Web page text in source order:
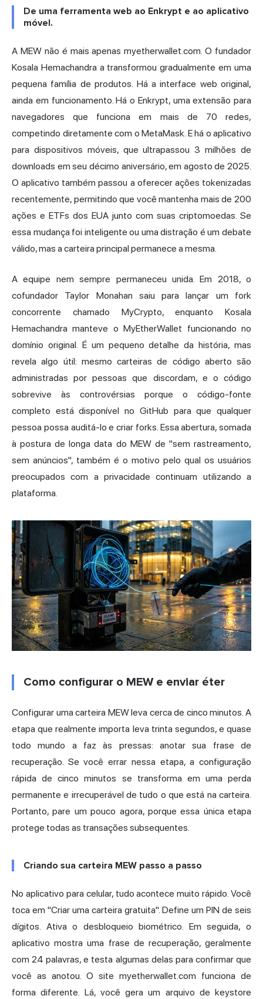
De uma ferramenta web ao Enkrypt e ao aplicativo
móvel.
A MEW não é mais apenas myetherwallet.com. O fundador
Kosala Hemachandra a transformou gradualmente em uma
pequena família de produtos. Há a interface web original,
ainda em funcionamento. Há o Enkrypt, uma extensão para
navegadores que funciona em mais de 70 redes,
competindo diretamente com o MetaMask. E há o aplicativo
para dispositivos móveis, que ultrapassou 3 milhões de
downloads em seu décimo aniversário, em agosto de 2025.
O aplicativo também passou a oferecer ações tokenizadas
recentemente, permitindo que você mantenha mais de 200
ações e ETFs dos EUA junto com suas criptomoedas. Se
essa mudança foi inteligente ou uma distração é um debate
válido, mas a carteira principal permanece a mesma.
A equipe nem sempre permaneceu unida. Em 2018, o
cofundador Taylor Monahan saiu para lançar um fork
concorrente chamado MyCrypto, enquanto Kosala
Hemachandra manteve o MyEtherWallet funcionando no
domínio original. É um pequeno detalhe da história, mas
revela algo útil: mesmo carteiras de código aberto são
administradas por pessoas que discordam, e o código
sobrevive às controvérsias porque o código-fonte
completo está disponível no GitHub para que qualquer
pessoa possa auditá-lo e criar forks. Essa abertura, somada
à postura de longa data do MEW de "sem rastreamento,
sem anúncios", também é o motivo pelo qual os usuários
preocupados com a privacidade continuam utilizando a
plataforma.
Como configurar o MEW e enviar éter
Configurar uma carteira MEW leva cerca de cinco minutos. A
etapa que realmente importa leva trinta segundos, e quase
todo mundo a faz às pressas: anotar sua frase de
recuperação. Se você errar nessa etapa, a configuração
rápida de cinco minutos se transforma em uma perda
permanente e irrecuperável de tudo o que está na carteira.
Portanto, pare um pouco agora, porque essa única etapa
protege todas as transações subsequentes.
Criando sua carteira MEW passo a passo
No aplicativo para celular, tudo acontece muito rápido. Você
toca em "Criar uma carteira gratuita". Define um PIN de seis
dígitos. Ativa o desbloqueio biométrico. Em seguida, o
aplicativo mostra uma frase de recuperação, geralmente
com 24 palavras, e testa algumas delas para confirmar que
você as anotou. O site myetherwallet.com funciona de
forma diferente. Lá, você gera um arquivo de keystore